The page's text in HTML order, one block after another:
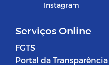
Instagram
Serviços Online
FGTS
Portal da